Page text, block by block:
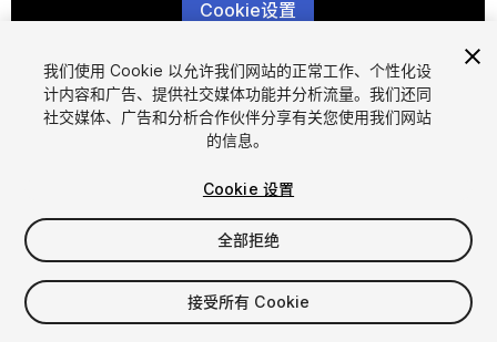
Cookie设置
1/9
$10
席位
我们使用 Cookie 以允许我们网站的正常工作、个性化设
计内容和广告、提供社交媒体功能并分析流量。我们还同
社交媒体、广告和分析合作伙伴分享有关您使用我们网站
的信息。
Cookie 设置
全部拒绝
接受所有 Cookie